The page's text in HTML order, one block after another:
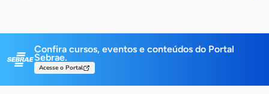
Confira cursos, eventos e conteúdos do Portal
Sebrae.
Acesse o Portal